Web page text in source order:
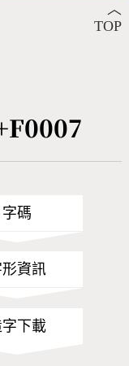
查詢
Service
︿
TOP
字碼
形資訊
下載